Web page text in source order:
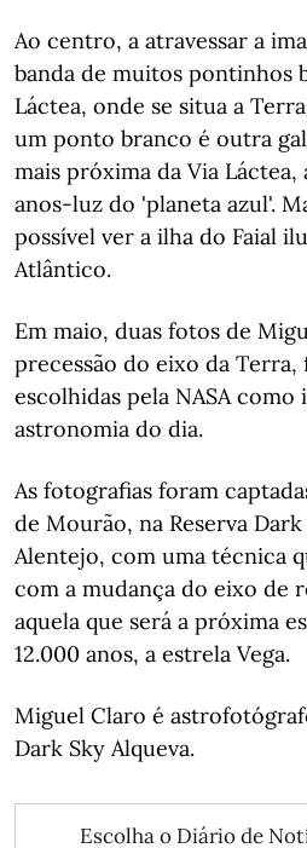
Ao centro, a atravessar a
banda de muitos pontinhos
Láctea, onde se situa a
um ponto branco é outra
mais próxima da Via Láctea,
anos-luz do 'planeta azul'.
possível ver a ilha do Faial
Atlântico.
Em maio, duas fotos de
precessão do eixo da
escolhidas pela NASA como
astronomia do dia.
As fotografias foram
de Mourão, na Reserva
Alentejo, com uma técnica
com a mudança do eixo de
aquela que será a próxima
12.000 anos, a estrela Vega.
Miguel Claro é
Dark Sky Alqueva.
Escolha o Diário de